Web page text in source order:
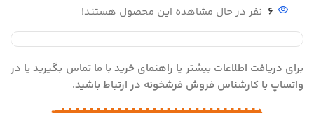
6 نفر در حال مشاهده این محصول هستند!
برای دریافت اطلاعات بیشتر یا راهنمای خرید با ما تماس بگیرید یا در
واتساپ با کارشناس فروش فرشخونه در ارتباط باشید.